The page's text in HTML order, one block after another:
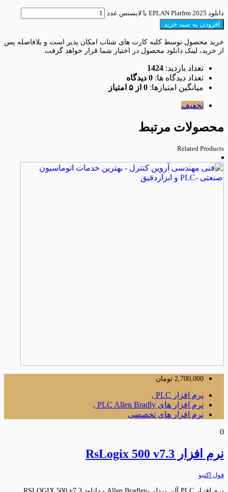
دانلود EPLAN Platfrm 2025 با لایسنس عدد
افزودن به سبد خرید
خرید محصول توسط کلیه کارت های شتاب امکان پذیر است و بلافاصله پس
از خرید، لینک دانلود محصول در اختیار شما قرار خواهد گرفت.
تعداد بازدید: 1424
تعداد دیدگاه ها: 0 دیدگاه
میانگین امتیازها: 0 از ۵ امتیاز
تخفیف
محصولات مرتبط
Related Products
2,700,000 تومان
نرم افزار PLC ,
نرم افزار های PLC Allen Bradly ,
نرم افزار های تخصصی
0
نرم افزار RsLogix 500 v7.3
فول اکتیو